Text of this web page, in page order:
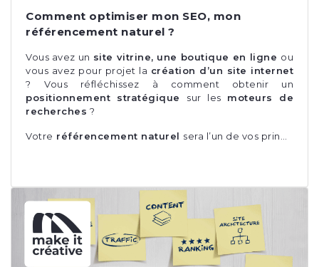
Comment optimiser mon SEO, mon
référencement naturel ?
Vous avez un site vitrine, une boutique en ligne ou
vous avez pour projet la création d’un site internet
?
Vous réfléchissez à comment obtenir un
positionnement stratégique sur les moteurs de
recherches ?
Votre référencement naturel sera l’un de vos prin…